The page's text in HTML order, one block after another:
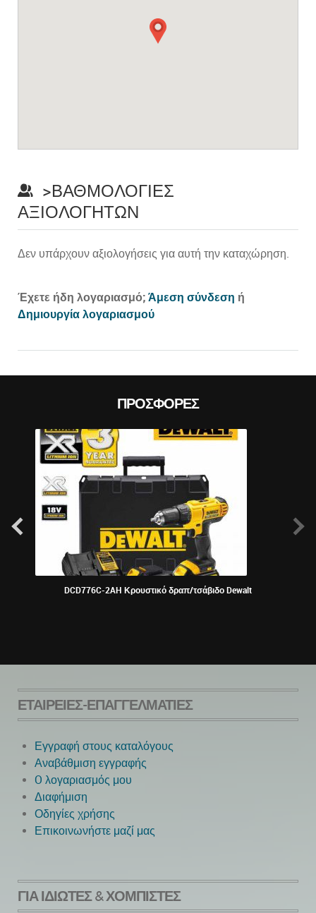
>ΒΑΘΜΟΛΟΓΊΕΣ
ΑΞΙΟΛΟΓΗΤΏΝ
Δεν υπάρχουν αξιολογήσεις για αυτή την καταχώρηση.
Έχετε ήδη λογαριασμό; Άμεση σύνδεση ή
Δημιουργία λογαριασμού
ΠΡΟΣΦΟΡΈΣ
DCD776C-2AH Κρουστικό δραπ/τσάβιδο Dewalt
Next
ΕΤΑΙΡΕΊΕΣ-ΕΠΑΓΓΕΛΜΑΤΊΕΣ
Εγγραφή στους καταλόγους
Αναβάθμιση εγγραφής
O λογαριασμός μου
Διαφήμιση
Οδηγίες χρήσης
Επικοινωνήστε μαζί μας
ΓΙΑ ΙΔΙΏΤΕΣ & ΧΟΜΠΊΣΤΕΣ